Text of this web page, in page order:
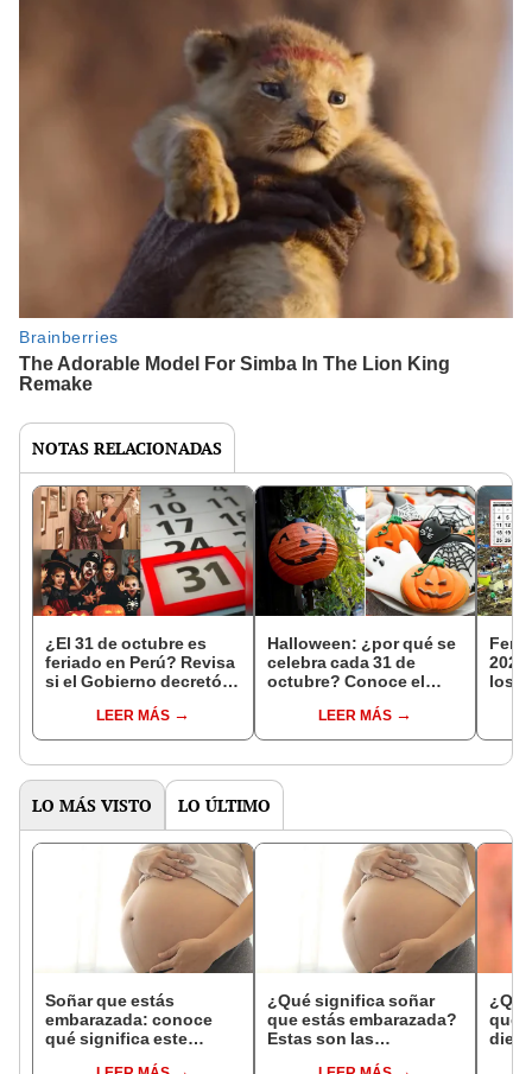
NOTAS RELACIONADAS
¿El 31 de octubre es
feriado en Perú? Revisa
si el Gobierno decretó
Canción Criolla y
Halloween
LEER MÁS
Halloween: ¿por qué se
celebra cada 31 de
octubre? Conoce el
festividadLEER MÁS
los
LO MÁS VISTO LO ÚLTIMO
Soñar que estás
embarazada: conoce
qué significa este
¿Qué significa soñar
que estás embarazada?
Estas son las
que